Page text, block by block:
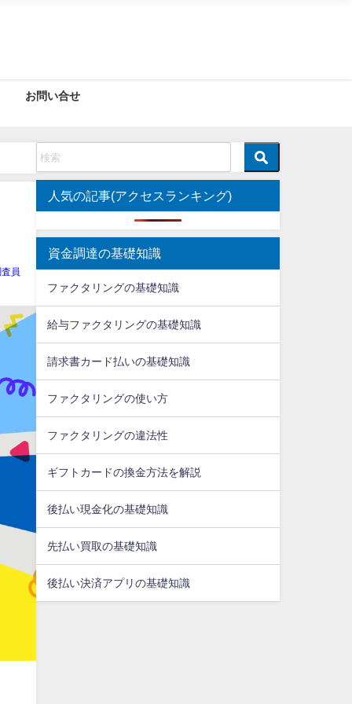
お問い合せ
員
人気の記事(アクセスランキング)
資金調達の基礎知識
ファクタリングの基礎知識
給与ファクタリングの基礎知識
請求書カード払いの基礎知識
ファクタリングの使い方
ファクタリングの違法性
ギフトカードの換金方法を解説
後払い現金化の基礎知識
先払い買取の基礎知識
後払い決済アプリの基礎知識